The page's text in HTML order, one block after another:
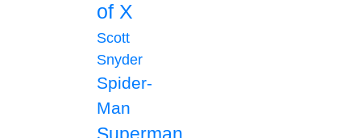
of X
Scott
Snyder
Spider-
Man